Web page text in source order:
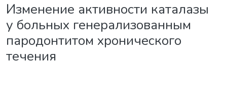
Изменение активности каталазы
у больных генерализованным
пародонтитом хронического
течения